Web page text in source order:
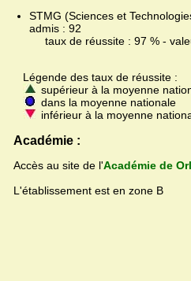
STMG (Sciences et
admis : 92
taux de réussite : 97 % -
Légende des taux de réussite :
supérieur à la moyenne
dans la moyenne nationale
inférieur à la moyenne
Académie :
Accès au site de l'Académie de
L'établissement est en zone B